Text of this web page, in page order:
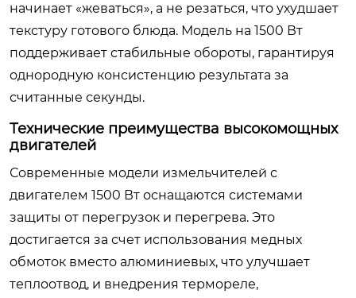
начинает «жеваться», а не резаться, что ухудшает
текстуру готового блюда. Модель на 1500 Вт
поддерживает стабильные обороты, гарантируя
однородную консистенцию результата за
считанные секунды.
Технические преимущества высокомощных
двигателей
Современные модели измельчителей с
двигателем 1500 Вт оснащаются системами
защиты от перегрузок и перегрева. Это
достигается за счет использования медных
обмоток вместо алюминиевых, что улучшает
теплоотвод, и внедрения термореле,